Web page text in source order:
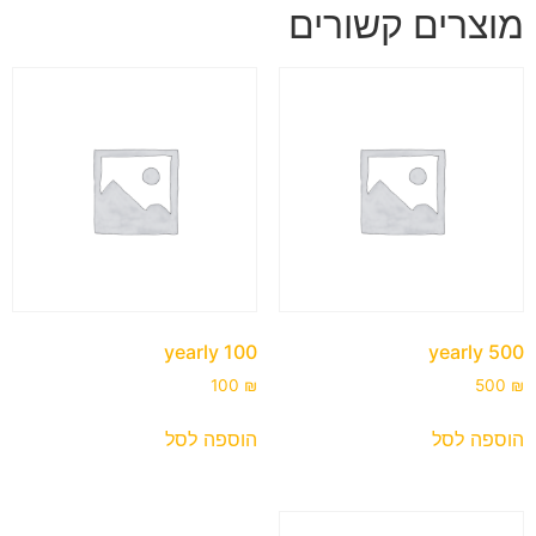
מוצרים קשורים
500 yearly
500 ₪
הוספה לסל
100 yearly
100 ₪
הוספה לסל